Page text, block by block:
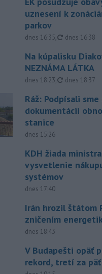
uznesení k
parkov
dnes 16:35, aktualizované
dnes 16:38
Na kúpalisku
NEZNÁMA LÁTKA
dnes 18:23, aktualizované
dnes 18:37
Ráž: Podpísali
dokumentácii
stanice
dnes 15:26
KDH žiada
vysvetlenie
systémov
dnes 17:40
Irán hrozil štátom
zničením
dnes 18:43
V Budapešti opäť
rekord, tretí za